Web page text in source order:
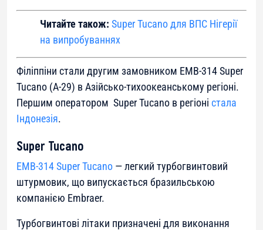
Читайте також: Super Tucano для ВПС Нігерії
на випробуваннях
Філіппіни стали другим замовником EMB-314 Super
Tucano (А-29) в Азійсько-тихоокеанському регіоні.
Першим оператором Super Tucano в регіоні стала
Індонезія.
Super Tucano
EMB-314 Super Tucano — легкий турбогвинтовий
штурмовик, що випускається бразильською
компанією Embraer.
Турбогвинтові літаки призначені для виконання